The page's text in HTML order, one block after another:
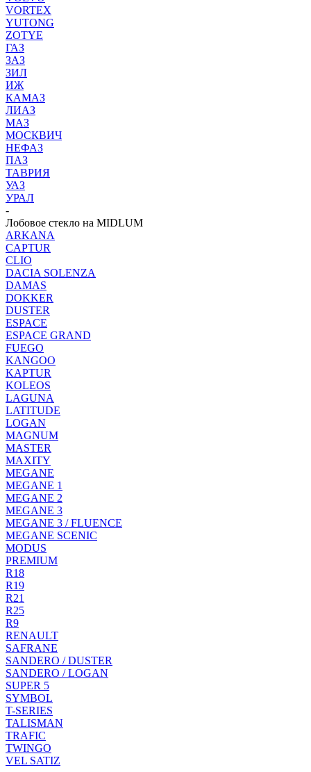
VORTEX
YUTONG
ZOTYE
ГАЗ
ЗАЗ
ЗИЛ
ИЖ
КАМАЗ
ЛИАЗ
МАЗ
МОСКВИЧ
НЕФАЗ
ПАЗ
ТАВРИЯ
УАЗ
УРАЛ
-
Лобовое стекло на MIDLUM
ARKANA
CAPTUR
CLIO
DACIA SOLENZA
DAMAS
DOKKER
DUSTER
ESPACE
ESPACE GRAND
FUEGO
KANGOO
KAPTUR
KOLEOS
LAGUNA
LATITUDE
LOGAN
MAGNUM
MASTER
MAXITY
MEGANE
MEGANE 1
MEGANE 2
MEGANE 3
MEGANE 3 / FLUENCE
MEGANE SCENIC
MODUS
PREMIUM
R18
R19
R21
R25
R9
RENAULT
SAFRANE
SANDERO / DUSTER
SANDERO / LOGAN
SUPER 5
SYMBOL
T-SERIES
TALISMAN
TRAFIC
TWINGO
VEL SATIZ